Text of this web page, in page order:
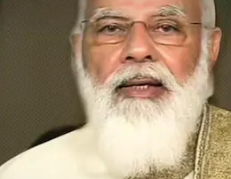
मंत्रालय को विपक्षी
हुए बदलावों को देखते हुए